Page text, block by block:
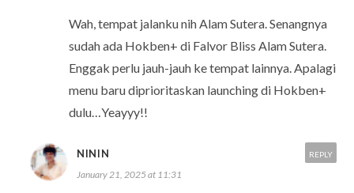
Wah, tempat jalanku nih Alam Sutera. Senangnya
sudah ada Hokben+ di Falvor Bliss Alam Sutera.
Enggak perlu jauh-jauh ke tempat lainnya. Apalagi
menu baru diprioritaskan launching di Hokben+
dulu…Yeayyy!!
NININ
January 21, 2025 at 11:31
REPLY